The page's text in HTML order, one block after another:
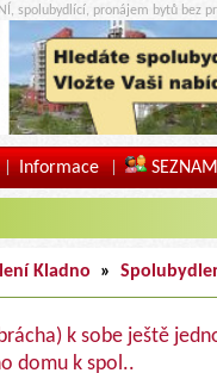
spolubydlící, pronájem bytů bez
| Informace |
Kladno »
k sobe ještě
domu k spol..